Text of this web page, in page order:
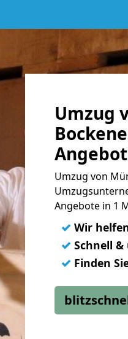
Umzug
Angebot
Umzug von
Angebote in 1
✓ Wir
✓ Schnell
✓ Finden